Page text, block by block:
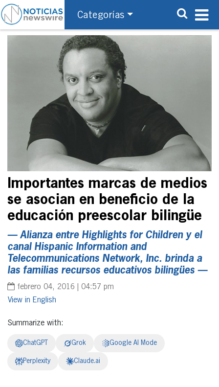
Categorías
Importantes marcas de medios
se asocian en beneficio de la
educación preescolar bilingüe
— Alianza entre Highlights for Children y el
canal Hispanic Information and
Telecommunications Network, Inc. brinda a
las familias recursos educativos bilingües —
febrero 04, 2016 | 04:57 pm
English
Summarize with:
ChatGPT Grok Google AI Mode
Perplexity Claude.ai